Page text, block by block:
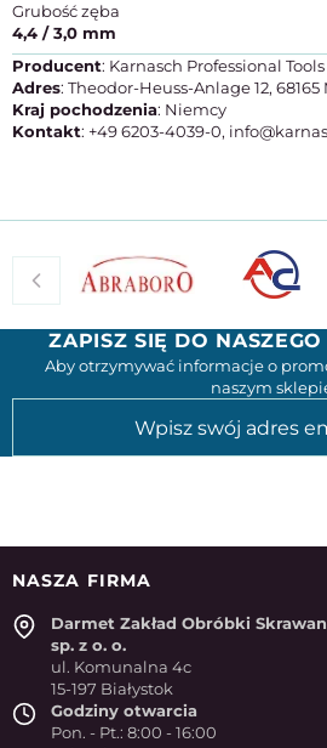
Grubość zęba
4,4 / 3,0 mm
Producent: Karnasch Professional
Adres: Theodor-Heuss-Anlage 12,
Kraj pochodzenia: Niemcy
Kontakt: +49 6203-4039-0,
ZAPISZ SIĘ DO
Aby otrzymywać informacje o
naszym
NASZA FIRMA
Darmet Zakład Obróbki
sp. z o. o.
ul. Komunalna 4c
15-197 Białystok
Godziny otwarcia
Pon. - Pt.: 8:00 - 16:00